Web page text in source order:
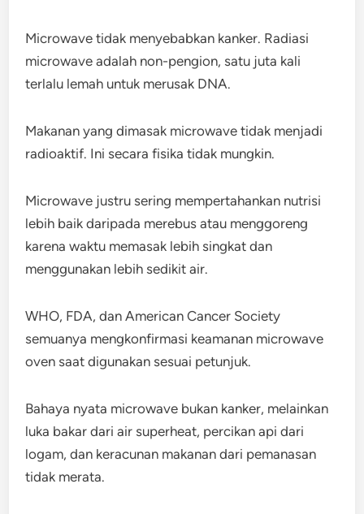
Microwave tidak menyebabkan kanker. Radiasi
microwave adalah non-pengion, satu juta kali
terlalu lemah untuk merusak DNA.
Makanan yang dimasak microwave tidak menjadi
radioaktif. Ini secara fisika tidak mungkin.
Microwave justru sering mempertahankan nutrisi
lebih baik daripada merebus atau menggoreng
karena waktu memasak lebih singkat dan
menggunakan lebih sedikit air.
WHO, FDA, dan American Cancer Society
semuanya mengkonfirmasi keamanan microwave
oven saat digunakan sesuai petunjuk.
Bahaya nyata microwave bukan kanker, melainkan
luka bakar dari air superheat, percikan api dari
logam, dan keracunan makanan dari pemanasan
tidak merata.